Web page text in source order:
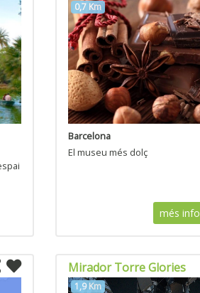
0,7 Km
Barcelona
El museu més dolç
més info
Mirador Torre Glories
1,9 Km